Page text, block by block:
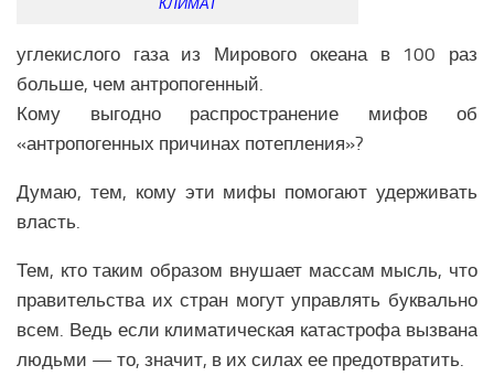
КЛИМАТ
углекислого газа из Мирового океана в 100 раз
больше, чем антропогенный.
Кому выгодно распространение мифов об
«антропогенных причинах потепления»?
Думаю, тем, кому эти мифы помогают удерживать
власть.
Тем, кто таким образом внушает массам мысль, что
правительства их стран могут управлять буквально
всем. Ведь если климатическая катастрофа вызвана
людьми — то, значит, в их силах ее предотвратить.